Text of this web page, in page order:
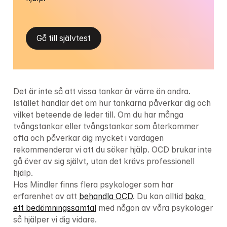
Gå till självtest
Det är inte så att vissa tankar är värre än andra.
Istället handlar det om hur tankarna påverkar dig och
vilket beteende de leder till. Om du har många
tvångstankar eller tvångstankar som återkommer
ofta och påverkar dig mycket i vardagen
rekommenderar vi att du söker hjälp. OCD brukar inte
gå över av sig självt, utan det krävs professionell
hjälp.
Hos Mindler finns flera psykologer som har
erfarenhet av att behandla OCD. Du kan alltid boka
ett bedömningssamtal med någon av våra psykologer
så hjälper vi dig vidare.